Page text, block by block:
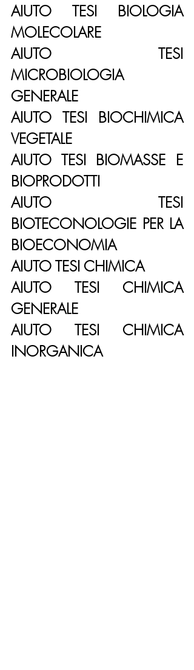
AIUTO TESI BIOLOGIA
MOLECOLARE
AIUTO TESI
MICROBIOLOGIA
GENERALE
AIUTO TESI BIOCHIMICA
VEGETALE
AIUTO TESI BIOMASSE E
BIOPRODOTTI
AIUTO TESI
BIOTECONOLOGIE PER LA
BIOECONOMIA
AIUTO TESI CHIMICA
AIUTO TESI CHIMICA
GENERALE
AIUTO TESI CHIMICA
INORGANICA